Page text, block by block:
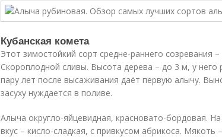
Кубанская комета
Этот зимостойкий сорт средне-раннего созревания
Скороплодной сливы. Высота дерева – до 3 м, у него
пару лет после высаживания даёт первую алычу.
засуху нуждается в поливе.
Алыча округло-яйцевидная, красновато-бордовая.
вкус – кисло-сладкая, с привкусом абрикоса.